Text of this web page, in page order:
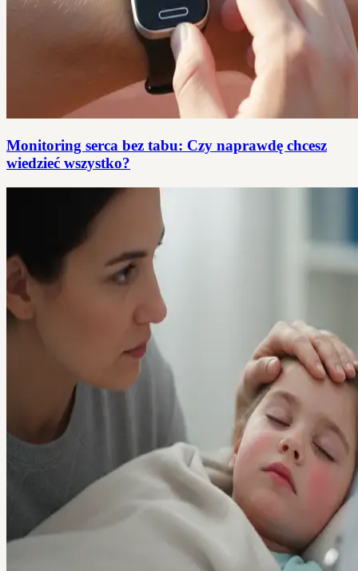
Monitoring serca bez tabu: Czy naprawdę chcesz
wiedzieć wszystko?